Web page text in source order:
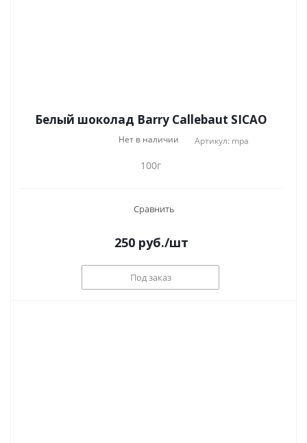
Белый шоколад Barry Callebaut SICAO
Нет в наличии Артикул: mpa
100г
Сравнить
250руб./шт
Под заказ